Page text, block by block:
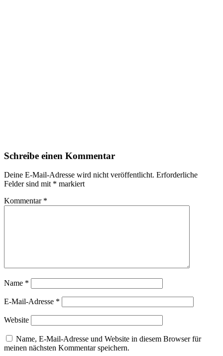
Schreibe einen Kommentar
Deine E-Mail-Adresse wird nicht veröffentlicht. Erforderliche
Felder sind mit * markiert
Kommentar *
Name *
E-Mail-Adresse *
Website
Name, E-Mail-Adresse und Website in diesem Browser für
meinen nächsten Kommentar speichern.